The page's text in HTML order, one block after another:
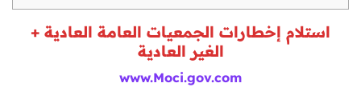
استلام إخطارات الجمعيات العامة العادية +
الغير العادية
www.Moci.gov.com